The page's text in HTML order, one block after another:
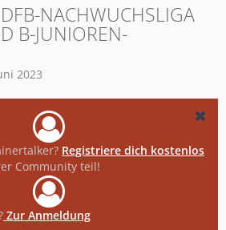
NACHWUCHSLIGA
B-JUNIOREN-
2023
Registriere dich kostenlos
Community teil!
Zur Anmeldung